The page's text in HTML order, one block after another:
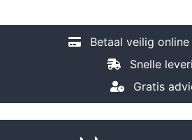
Betaal veilig
Snelle
Gratis